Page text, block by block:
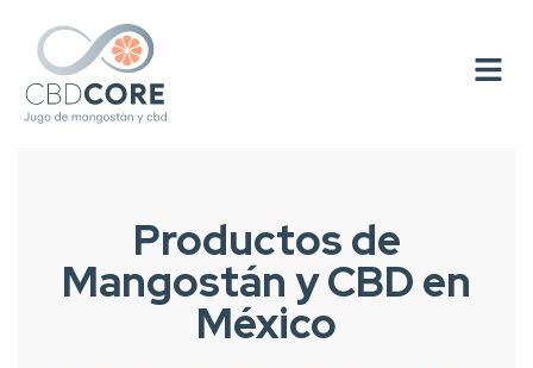
Productos de
Mangostán y CBD en
México